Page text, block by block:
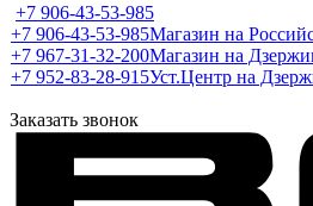
+7 906-43-53-985
+7 906-43-53-985Магазин на
+7 967-31-32-200Магазин на
+7 952-83-28-915Уст.Центр на
Заказать звонок